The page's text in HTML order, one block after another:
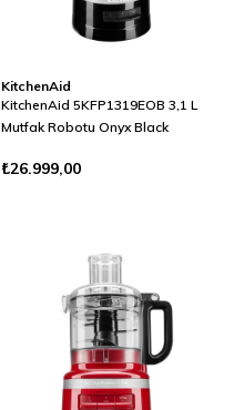
KitchenAid
KitchenAid 5KFP1319EOB 3,1 L
Mutfak Robotu Onyx Black
₺26.999,00